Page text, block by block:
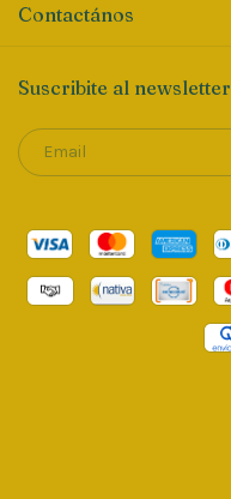
Contactános
Suscribite al newsletter